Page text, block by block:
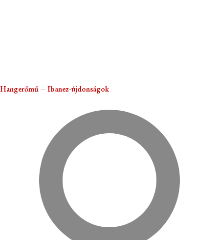
Hangerőmű – Ibanez-újdonságok